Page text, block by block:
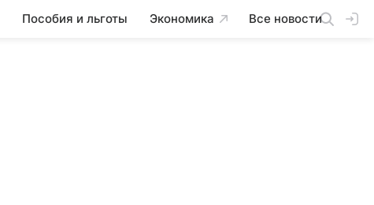
Пособия и льготы Экономика Все новости